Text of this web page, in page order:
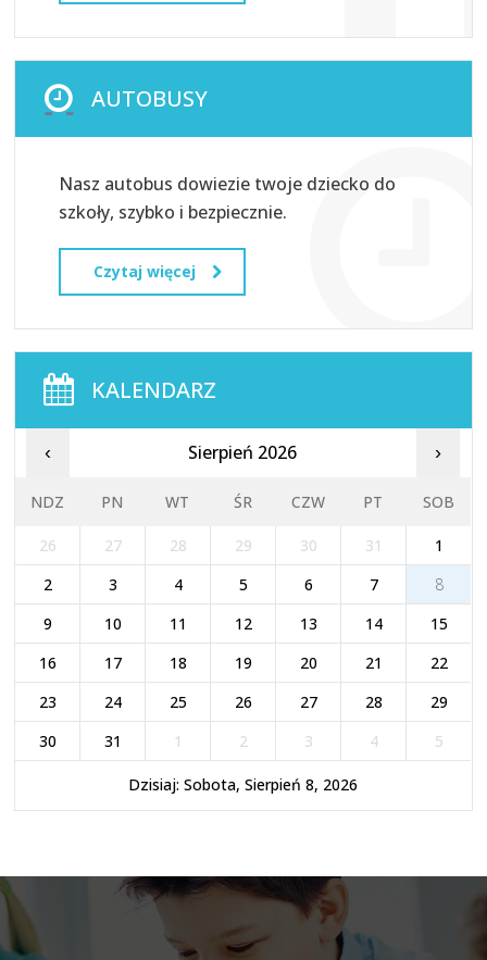
AUTOBUSY
Nasz autobus dowiezie twoje dziecko do
szkoły, szybko i bezpiecznie.
Czytaj więcej
KALENDARZ
‹ Sierpień 2026 ›
NDZ PN WT ŚR CZW PT SOB
26 27 28 29 30 31
1
2
3 4 5 6 7
8
9
10 11 12 13 14
15
16
17 18 19 20 21
22
23
24 25 26 27 28
29
30
31 1 2 3 4 5
Dzisiaj: Sobota, Sierpień 8, 2026